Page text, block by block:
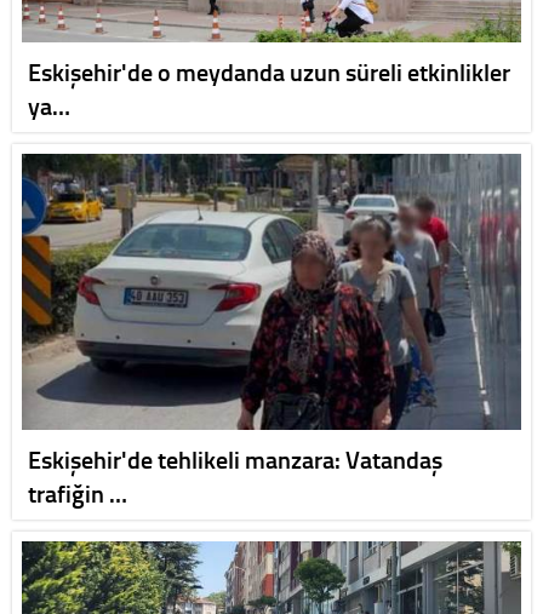
Eskişehir'de o meydanda uzun süreli etkinlikler
ya…
Eskişehir'de tehlikeli manzara: Vatandaş
trafiğin …